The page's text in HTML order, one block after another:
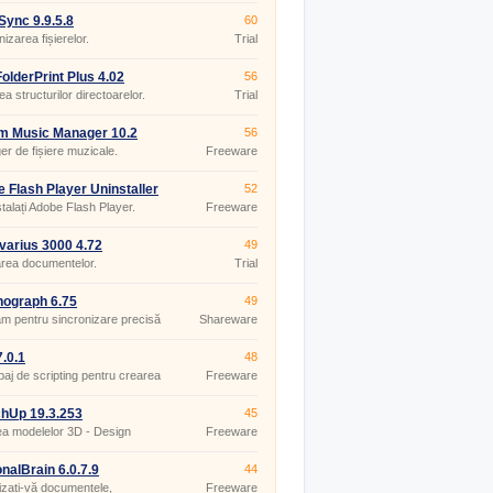
9.9.5.8
fișierelor.
60
Trial
Plus 4.02
structurilor directoarelor.
56
Trial
Music Manager 10.2
de fișiere muzicale.
56
Freeware
Flash Player Uninstaller
Adobe Flash Player.
52
Freeware
3000 4.72
documentelor.
49
Trial
6.75
pentru sincronizare precisă
49
Shareware
de scripting pentru crearea
48
Freeware
19.3.253
modelelor 3D - Design
45
Freeware
6.0.7.9
vă documentele,
44
Freeware